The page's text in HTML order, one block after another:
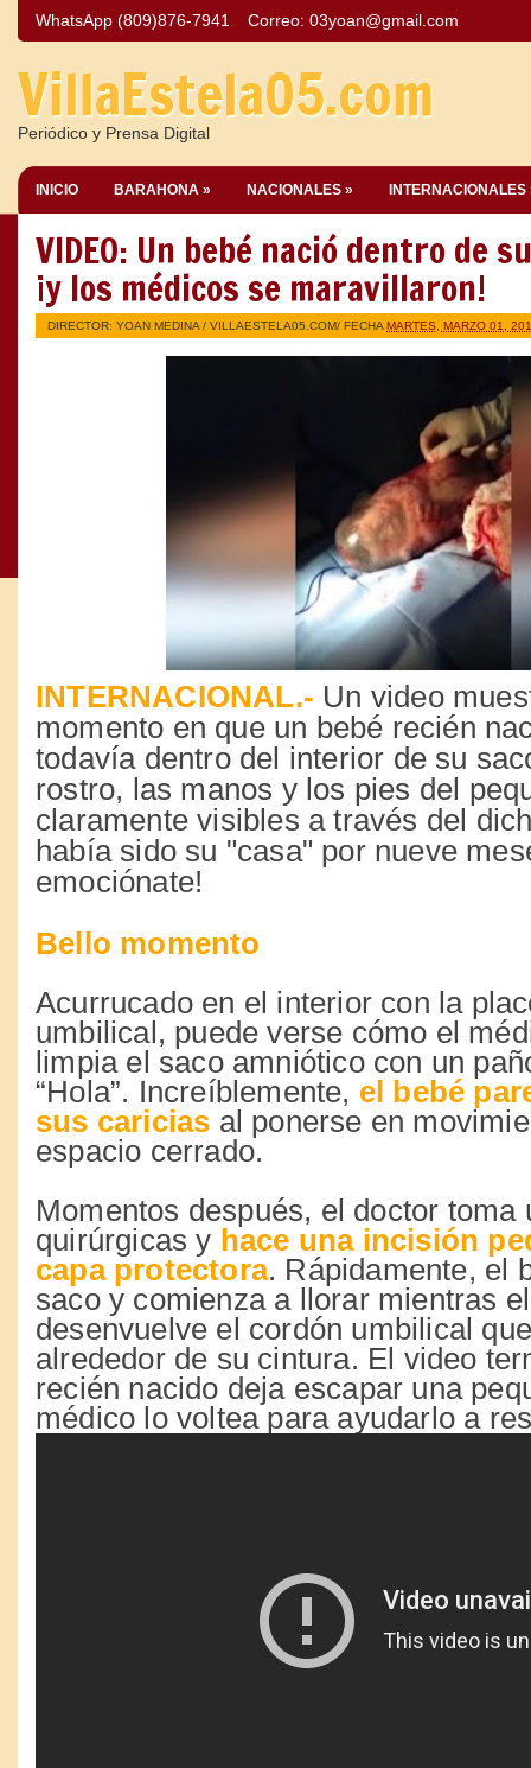
WhatsApp (809)876-7941 Correo: 03yoan@gmail.com
VillaEstela05.com
Periódico y Prensa Digital
INICIO BARAHONA » NACIONALES » INTERNACIONALES
VIDEO: Un bebé nació dentro de
¡y los médicos se maravillaron!
DIRECTOR: YOAN MEDINA / VILLAESTELA05.COM/ FECHA MARTES, MARZO 01,
INTERNACIONAL.- Un video
momento en que un bebé recién
todavía dentro del interior de su
rostro, las manos y los pies del
claramente visibles a través del
había sido su "casa" por nueve
emociónate!
Bello momento
Acurrucado en el interior con la
umbilical, puede verse cómo el
limpia el saco amniótico con un
“Hola”. Increíblemente, el
bebé
sus caricias al ponerse en
espacio cerrado.
Momentos después, el doctor toma
quirúrgicas y hace una incisión
capa protectora. Rápidamente, el
saco y comienza a llorar mientras
desenvuelve el cordón umbilical
alrededor de su cintura. El video
recién nacido deja escapar una
médico lo voltea para ayudarlo a